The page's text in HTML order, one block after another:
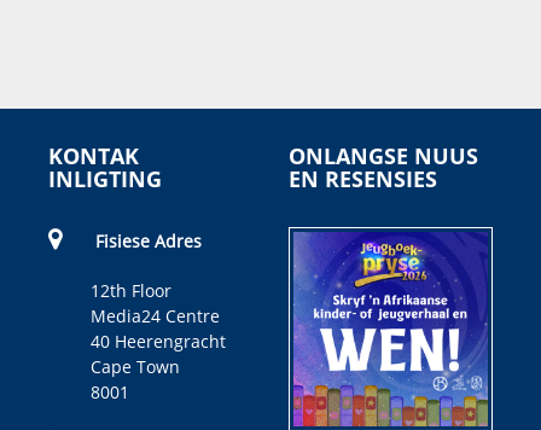
KONTAK
INLIGTING
Fisiese Adres
12th Floor
Media24 Centre
40 Heerengracht
Cape Town
8001
ONLANGSE NUUS
EN RESENSIES